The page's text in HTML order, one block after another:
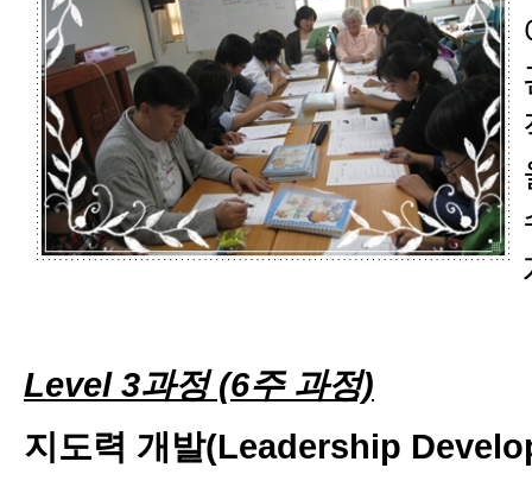
Level 3과정 (6주 과정)
지도력 개발(Leadership